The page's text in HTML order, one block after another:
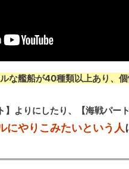
な艦船が40種類以上あり、
よりにしたり、【海戦パー
にやりこみたいという人